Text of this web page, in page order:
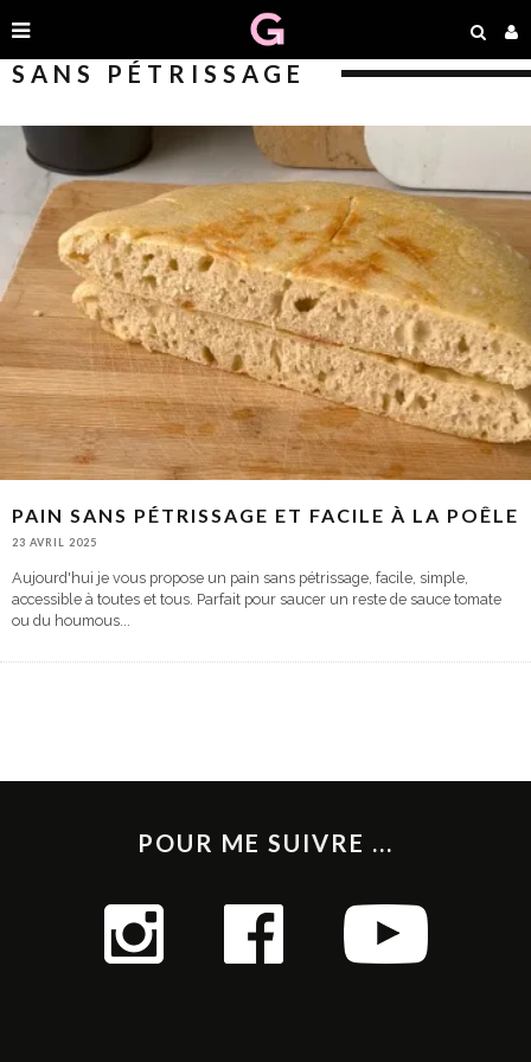
SANS PÉTRISSAGE
PAIN SANS PÉTRISSAGE ET FACILE À LA POÊLE
23 AVRIL 2025
Aujourd'hui je vous propose un pain sans pétrissage, facile, simple,
accessible à toutes et tous. Parfait pour saucer un reste de sauce tomate
ou du houmous
POUR ME SUIVRE ...